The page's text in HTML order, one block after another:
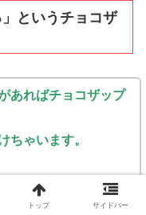
」というチョコザ
あればチョコザップ
ちゃいます。
シンを使用しててび
トップ サイドバー